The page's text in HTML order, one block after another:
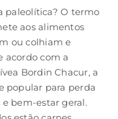
paleolítica? O termo
aos alimentos
ou colhiam e
acordo com a
Bordin Chacur, a
popular para perda
bem-estar geral.